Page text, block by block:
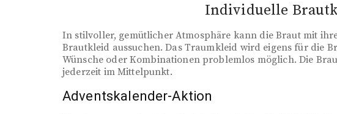
Individuelle
In stilvoller, gemütlicher Atmosphäre kann die Braut mit
Brautkleid aussuchen. Das Traumkleid wird eigens für die
Wünsche oder Kombinationen problemlos möglich. Die
jederzeit im Mittelpunkt.
Adventskalender-Aktion